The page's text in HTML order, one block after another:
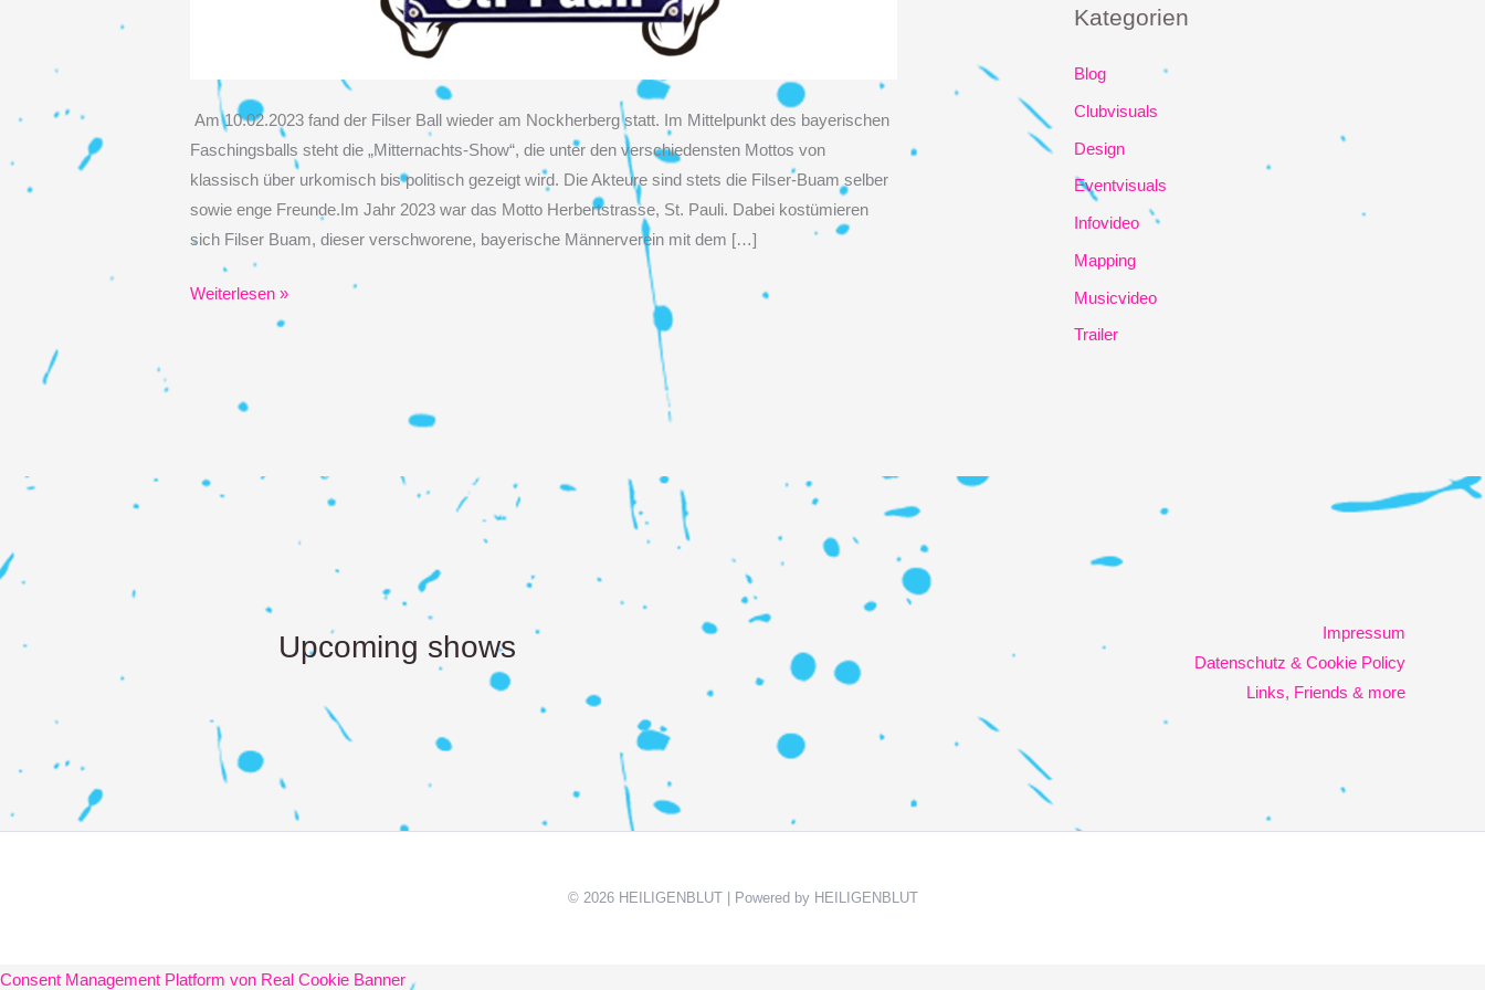
Am 10.02.2023 fand der Filser Ball wieder am Nockherberg statt. Im Mittelpunkt des bayerischen
Faschingsballs steht die „Mitternachts-Show“, die unter den verschiedensten Mottos von
klassisch über urkomisch bis politisch gezeigt wird. Die Akteure sind stets die Filser-Buam selber
sowie enge Freunde.Im Jahr 2023 war das Motto Herbertstrasse, St. Pauli. Dabei kostümieren
sich Filser Buam, dieser verschworene, bayerische Männerverein mit dem […]
Filserball
Weiterlesen »
Kategorien
Blog
Clubvisuals
Design
Eventvisuals
Infovideo
Mapping
Musicvideo
Trailer
Upcoming shows
Impressum
Datenschutz & Cookie Policy
Links, Friends & more
© 2026 HEILIGENBLUT | Powered by HEILIGENBLUT
Consent Management Platform von Real Cookie Banner